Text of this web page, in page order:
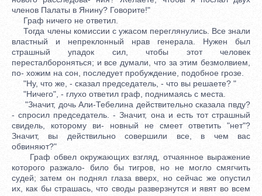
членов Палаты в Янину? Говорите!"
Граф ничего не ответил.
Тогда члены комиссии с ужасом переглянулись. Все знали
властный и непреклонный нрав генерала. Нужен был
страшный упадок сил, чтобы этот человек
пересталбороняться; и все думали, что за этим безмолвием,
по- хожим на сон, последует пробуждение, подобное грозе.
"Ну, что же, - сказал председатель, - что вы решаете? "
"Ничего", - глухо ответил граф, поднимаясь с места.
"Значит, дочь Али-Тебелина действительно сказала пвду?
- спросил председатель. - Значит, она и есть тот страшный
свидель, которому ви- новный не смеет ответить "нет"?
Значит, вы действильно совершили все, в чем вас
обвиняют?"
Граф обвел окружающих взгляд, отчаянное выражение
которого разжало- било бы тигров, но не могло смягчить
судей; затем он поднял глаза вверх, но сейчас же опустил
их, как бы страшась, что своды разверзнутся и явят во всем